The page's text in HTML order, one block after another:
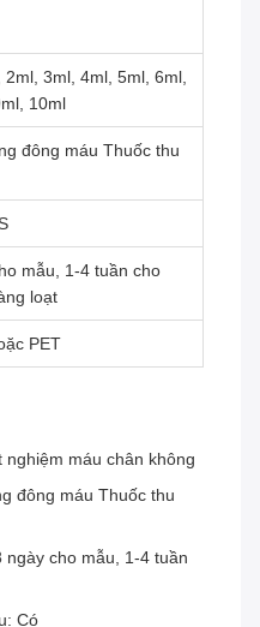
2ml, 3ml, 4ml, 5ml, 6ml,
10ml
đông máu Thuốc thu
mẫu, 1-4 tuần cho
loạt
PET
máu chân không
đông máu Thuốc thu
cho mẫu, 1-4 tuần
Có